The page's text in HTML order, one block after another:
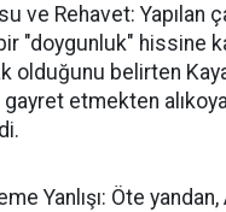
ve Rehavet: Yapılan
"doygunluk" hissine
olduğunu belirten
etmekten
Yanlışı: Öte yandan,